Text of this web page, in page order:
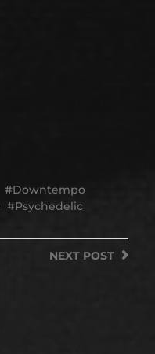
Downtempo
Psychedelic
NEXT POST